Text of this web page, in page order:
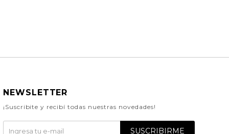
NEWSLETTER
¡Suscribite y recibí todas nuestras novedades!
SUSCRIBIRME